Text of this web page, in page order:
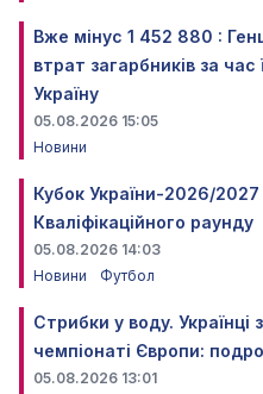
Вже мінус 1 452 880 :
втрат загарбників за
Україну
05.08.2026 15:05
Новини
Кубок України-2026/
Кваліфікаційного раунду
05.08.2026 14:03
Новини
Футбол
Стрибки у воду.
чемпіонаті Європи:
05.08.2026 13:01